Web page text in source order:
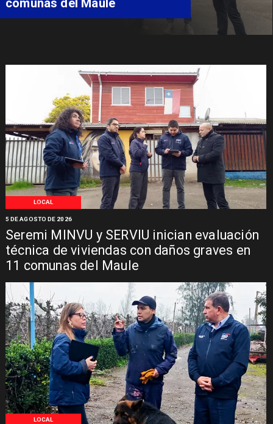
LOCAL
Seremi MINVU y SERVIU inician evaluación
técnica de viviendas con daños graves en
11 comunas del Maule
5 DE AGOSTO DE 2026
LOCAL
Síndrome de Intestino Corto